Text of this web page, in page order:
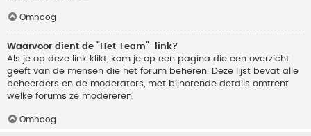
Omhoog
Waarvoor dient de "Het Team"-link?
Als je op deze link klikt, kom je op een pagina die een overzicht
geeft van de mensen die het forum beheren. Deze lijst bevat alle
beheerders en de moderators, met bijhorende details omtrent
welke forums ze modereren.
Omhoog